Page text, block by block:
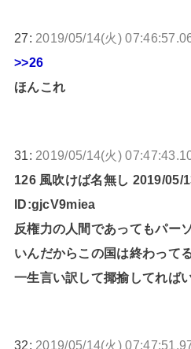
27: 2019/05/14(火)
>>26
ほんこれ
31: 2019/05/14(火)
126 風吹けば名無し 2019/05/
ID:gjcV9miea
反権力の人間であってもパー
いんだからこの国は終わって
一生言い訳して揶揄してれば
32: 2019/05/14(火)